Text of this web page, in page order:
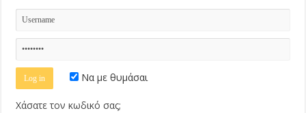
Να με θυμάσαι
Χάσατε τον κωδικό σας;